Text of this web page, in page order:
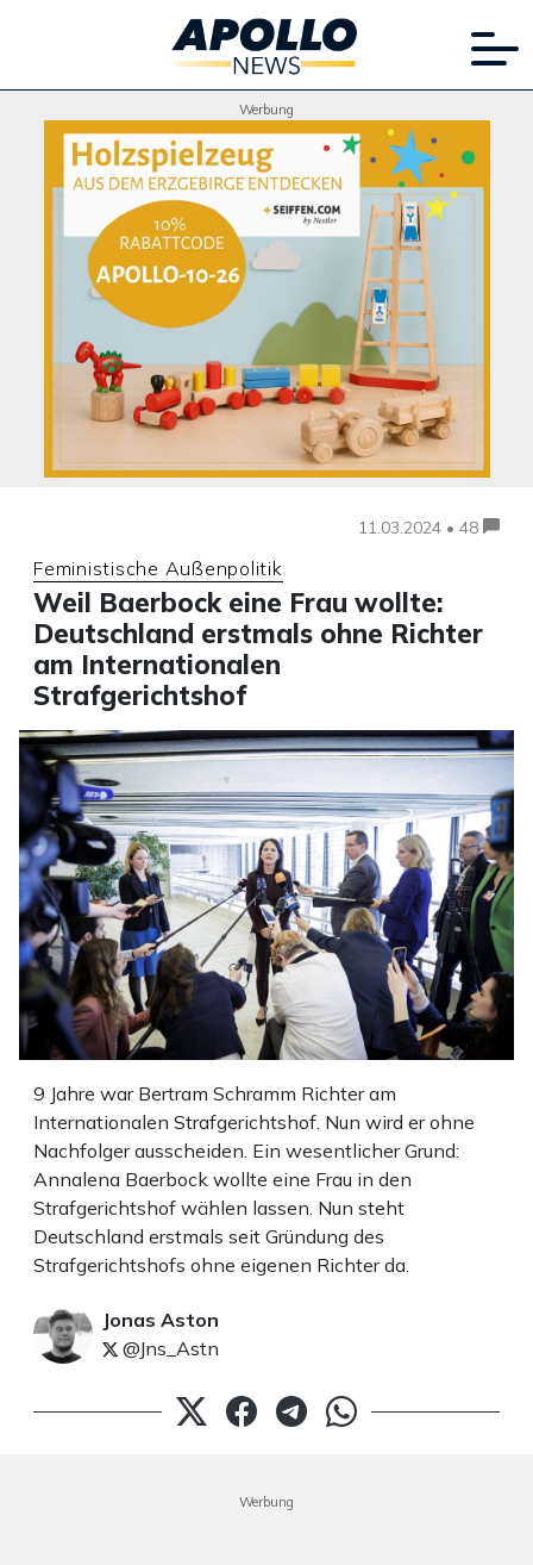
Werbung
11.03.2024 • 48
Feministische Außenpolitik
Weil Baerbock eine Frau wollte:
Deutschland erstmals ohne Richter
am Internationalen
Strafgerichtshof
9 Jahre war Bertram Schramm Richter am
Internationalen Strafgerichtshof. Nun wird er ohne
Nachfolger ausscheiden. Ein wesentlicher Grund:
Annalena Baerbock wollte eine Frau in den
Strafgerichtshof wählen lassen. Nun steht
Deutschland erstmals seit Gründung des
Strafgerichtshofs ohne eigenen Richter da.
Jonas Aston
@Jns_Astn
Werbung